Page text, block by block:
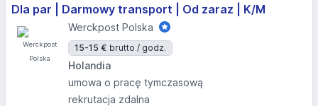
Dla par | Darmowy transport | Od zaraz | K/M
Werckpost Polska
15-15 € brutto / godz.
Holandia
umowa o pracę tymczasową
rekrutacja zdalna